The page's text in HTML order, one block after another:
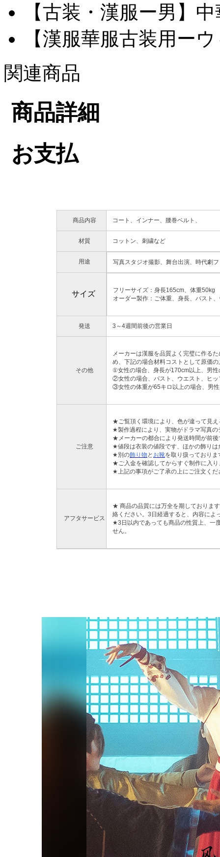
【古装・漢服ー男】
【漢服華服古装用ー
関連商品
商品詳細
お支払
商品内容 コート、インナー、腰巻ベルト、
材質 コットン、刺繍など
用途 写真スタジオ撮影、舞台出演、時代劇
サイズ
フリーサイズ：身長165cm、体重50kg
オーダー製作：ご体重、身長、バスト
発送 3～4週間前後の営業日
その他
メーカーは漢服を品質よく完璧に作る
め、下記の場合材料コストとして原価
①女性の場合、身長が170cm以上、男
②女性の場合、バスト、ウエスト、ヒ
③女性の体重が65キロ以上の場合、男
ご注意
★ご覧頂く環境により、色が違って見
★製作過程により、実物がドラマ写真
★メーカーの都合により発送時間が前
★値段は衣装の値段です、ほかの飾り
★別の飾り物 と お靴を取り扱っておりま
★ご入金を確認してからすぐ制作に入
★上記の事項がご了承の上にご注文くだ
アフタサービス
★ 商品の品質には万全を期しておりま
絡ください。3日経過すると、内容によ
★3日以内であっても商品の性質上、一
せん。